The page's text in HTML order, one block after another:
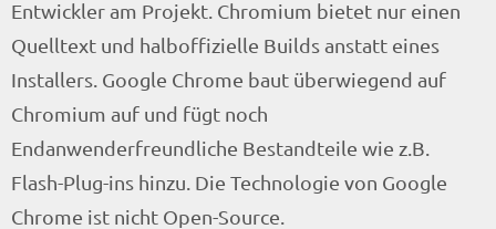
Entwickler am Projekt. Chromium bietet nur einen
Quelltext und halboffizielle Builds anstatt eines
Installers. Google Chrome baut überwiegend auf
Chromium auf und fügt noch
Endanwenderfreundliche Bestandteile wie z.B.
Flash-Plug-ins hinzu. Die Technologie von Google
Chrome ist nicht Open-Source.